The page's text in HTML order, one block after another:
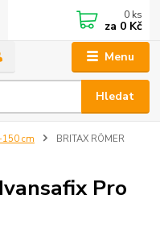
Menu
Hledat
0 ks
za 0 Kč
150 cm
BRITAX RÖMER
Pro